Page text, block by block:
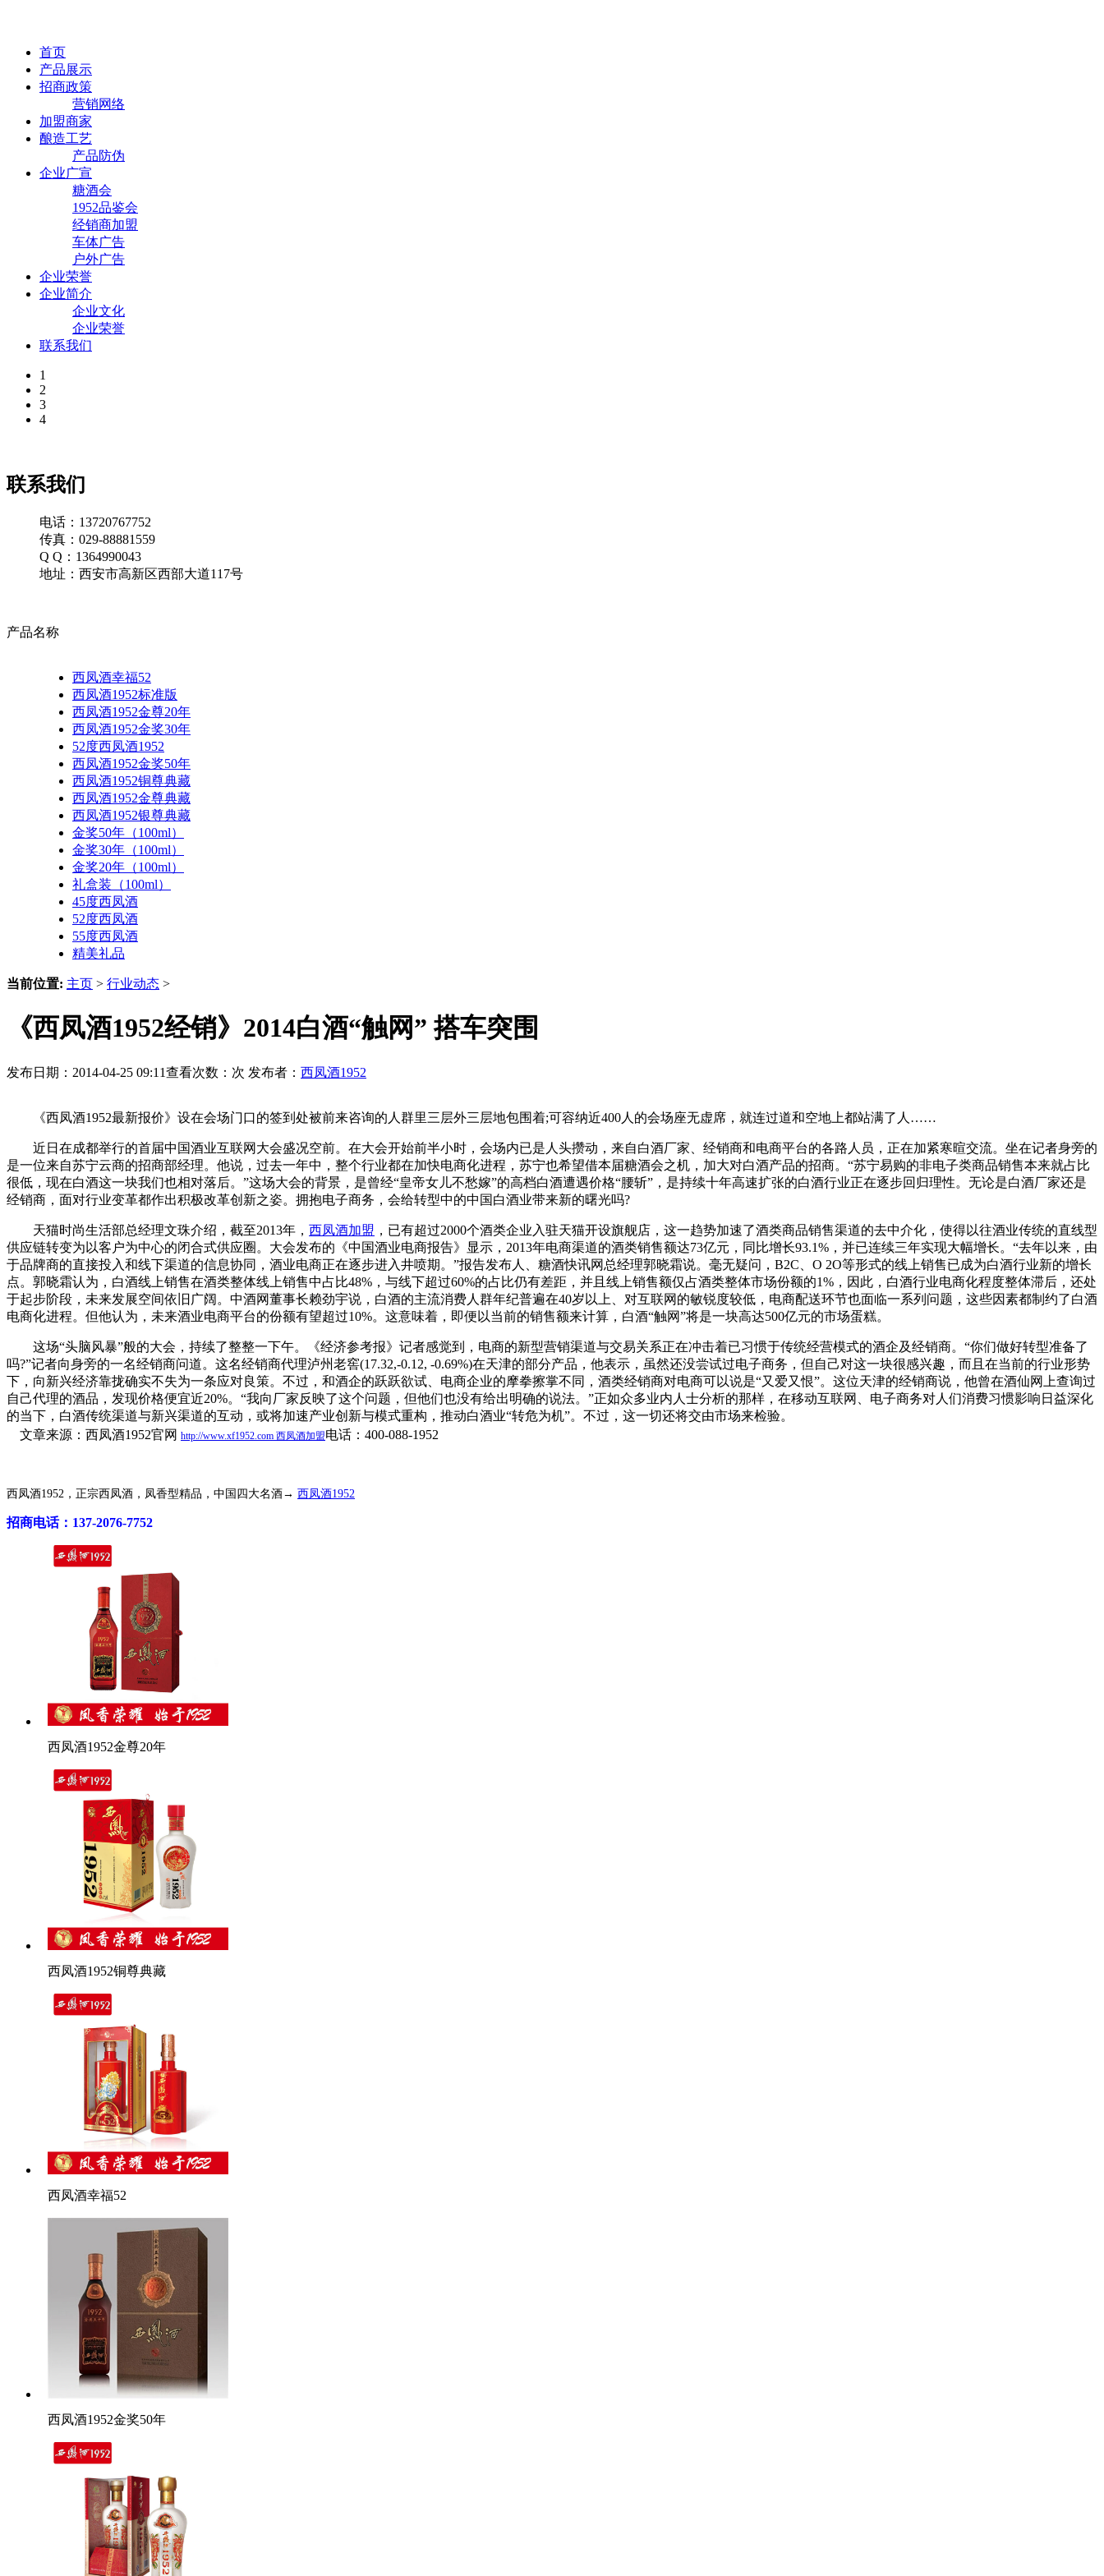
首页
产品展示
招商政策
营销网络
加盟商家
酿造工艺
产品防伪
企业广宣
糖酒会
1952品鉴会
经销商加盟
车体广告
户外广告
企业荣誉
企业简介
企业文化
企业荣誉
联系我们
1
2
3
4
联系我们
电话：13720767752
传真：029-88881559
Q Q：1364990043
地址：西安市高新区西部大道117号
产品名称
西凤酒幸福52
西凤酒1952标准版
西凤酒1952金尊20年
西凤酒1952金奖30年
52度西凤酒1952
西凤酒1952金奖50年
西凤酒1952铜尊典藏
西凤酒1952金尊典藏
西凤酒1952银尊典藏
金奖50年（100ml）
金奖30年（100ml）
金奖20年（100ml）
礼盒装（100ml）
45度西凤酒
52度西凤酒
55度西凤酒
精美礼品
当前位置: 主页 > 行业动态 >
《西凤酒1952经销》2014白酒“触网” 搭车突围
发布日期：2014-04-25 09:11查看次数： 次 发布者： 西凤酒1952
《西凤酒1952最新报价》设在会场门口的签到处被前来咨询的人群里三层外三层地包围着;可容纳近400人的会场座无虚席，就连过道和空地上都站满了人……
近日在成都举行的首届中国酒业互联网大会盛况空前。在大会开始前半小时，会场内已是人头攒动，来自白酒厂家、经销商和电商平台的各路人员，正在加紧寒暄交流。坐在记者身旁的
是一位来自苏宁云商的招商部经理。他说，过去一年中，整个行业都在加快电商化进程，苏宁也希望借本届糖酒会之机，加大对白酒产品的招商。“苏宁易购的非电子类商品销售本来就占比
很低，现在白酒这一块我们也相对落后。”这场大会的背景，是曾经“皇帝女儿不愁嫁”的高档白酒遭遇价格“腰斩”，是持续十年高速扩张的白酒行业正在逐步回归理性。无论是白酒厂家还是
经销商，面对行业变革都作出积极改革创新之姿。拥抱电子商务，会给转型中的中国白酒业带来新的曙光吗?
天猫时尚生活部总经理文珠介绍，截至2013年， 西凤酒加盟 ，已有超过2000个酒类企业入驻天猫开设旗舰店，这一趋势加速了酒类商品销售渠道的去中介化，使得以往酒业传统的直线型
供应链转变为以客户为中心的闭合式供应圈。大会发布的《中国酒业电商报告》显示，2013年电商渠道的酒类销售额达73亿元，同比增长93.1%，并已连续三年实现大幅增长。“去年以来，由
于品牌商的直接投入和线下渠道的信息协同，酒业电商正在逐步进入井喷期。”报告发布人、糖酒快讯网总经理郭晓霜说。毫无疑问，B2C、O 2O等形式的线上销售已成为白酒行业新的增长
点。郭晓霜认为，白酒线上销售在酒类整体线上销售中占比48%，与线下超过60%的占比仍有差距，并且线上销售额仅占酒类整体市场份额的1%，因此，白酒行业电商化程度整体滞后，还处
于起步阶段，未来发展空间依旧广阔。中酒网董事长赖劲宇说，白酒的主流消费人群年纪普遍在40岁以上、对互联网的敏锐度较低，电商配送环节也面临一系列问题，这些因素都制约了白酒
电商化进程。但他认为，未来酒业电商平台的份额有望超过10%。这意味着，即便以当前的销售额来计算，白酒“触网”将是一块高达500亿元的市场蛋糕。
这场“头脑风暴”般的大会，持续了整整一下午。《经济参考报》记者感觉到，电商的新型营销渠道与交易关系正在冲击着已习惯于传统经营模式的酒企及经销商。“你们做好转型准备了
吗?”记者向身旁的一名经销商问道。这名经销商代理泸州老窖(17.32,-0.12, -0.69%)在天津的部分产品，他表示，虽然还没尝试过电子商务，但自己对这一块很感兴趣，而且在当前的行业形势
下，向新兴经济靠拢确实不失为一条应对良策。不过，和酒企的跃跃欲试、电商企业的摩拳擦掌不同，酒类经销商对电商可以说是“又爱又恨”。这位天津的经销商说，他曾在酒仙网上查询过
自己代理的酒品，发现价格便宜近20%。“我向厂家反映了这个问题，但他们也没有给出明确的说法。”正如众多业内人士分析的那样，在移动互联网、电子商务对人们消费习惯影响日益深化
的当下，白酒传统渠道与新兴渠道的互动，或将加速产业创新与模式重构，推动白酒业“转危为机”。不过，这一切还将交由市场来检验。
文章来源：西凤酒1952官网 http://www.xf1952.com 西凤酒加盟电话：400-088-1952
西凤酒1952，正宗西凤酒，凤香型精品，中国四大名酒→ 西凤酒1952
招商电话：137-2076-7752
西凤酒1952金尊20年
西凤酒1952铜尊典藏
西凤酒幸福52
西凤酒1952金奖50年